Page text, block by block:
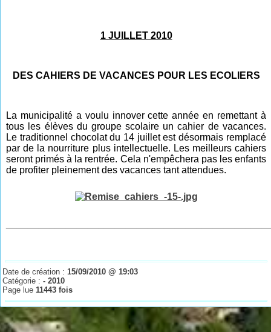
1 JUILLET 2010
DES CAHIERS DE VACANCES POUR LES ECOLIERS
La municipalité a voulu innover cette année en remettant à
tous les élèves du groupe scolaire un cahier de vacances.
Le traditionnel chocolat du 14 juillet est désormais remplacé
par de la nourriture plus intellectuelle. Les meilleurs cahiers
seront primés à la rentrée. Cela n'empêchera pas les enfants
de profiter pleinement des vacances tant attendues.
Date de création :15/09/2010 @ 19:03
Catégorie :- 2010
Page lue11443 fois